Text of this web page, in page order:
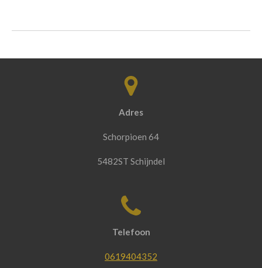
Adres
Schorpioen 64
5482ST Schijndel
Telefoon
0619404352